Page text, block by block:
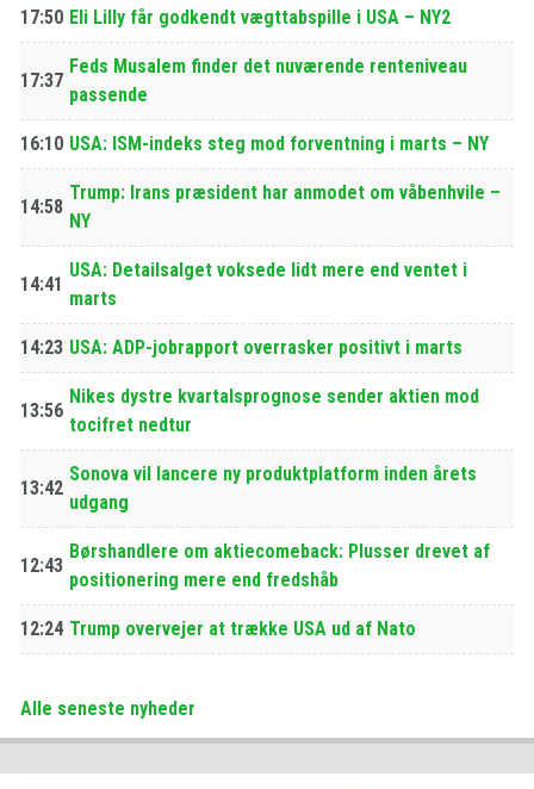
17:50 Eli Lilly får godkendt vægttabspille i USA – NY2
17:37
Feds Musalem finder det nuværende renteniveau
passende
16:10 USA: ISM-indeks steg mod forventning i marts – NY
14:58
Trump: Irans præsident har anmodet om våbenhvile –
NY
14:41
USA: Detailsalget voksede lidt mere end ventet i
marts
14:23 USA: ADP-jobrapport overrasker positivt i marts
13:56
Nikes dystre kvartalsprognose sender aktien mod
tocifret nedtur
13:42
Sonova vil lancere ny produktplatform inden årets
udgang
12:43
Børshandlere om aktiecomeback: Plusser drevet af
positionering mere end fredshåb
12:24 Trump overvejer at trække USA ud af Nato
Alle seneste nyheder